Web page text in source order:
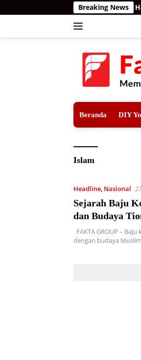
ke
Breaking News
Teror
Beranda DIY
Islam
Headline, Nasional
Sejarah Baju
dan Budaya
FAKTA GROUP –
dengan budaya